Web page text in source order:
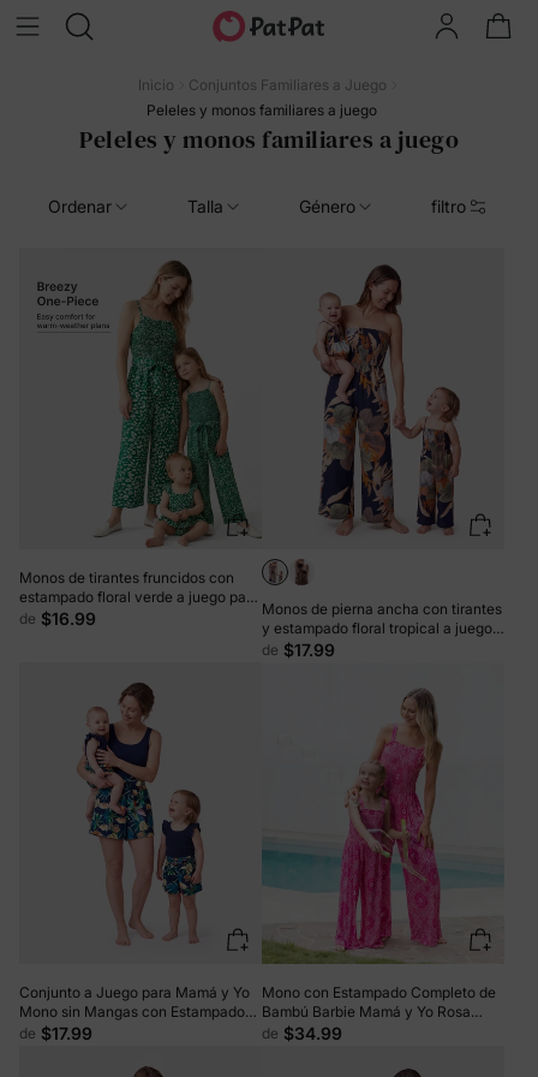
Inicio
Conjuntos Familiares a Juego
Peleles y monos familiares a juego
Peleles y monos familiares a juego
Ordenar Talla Género filtro
Monos de tirantes fruncidos con
estampado floral verde a juego para
mamá y yo
de $16.99
Monos de pierna ancha con tirantes
y estampado floral tropical a juego
para mamá y yo, color azul oscuro
de $17.99
Conjunto a Juego para Mamá y Yo
Mono sin Mangas con Estampado
de Hojas Tropicales y Shorts con
de $17.99
Mono con Estampado Completo de
Bambú Barbie Mamá y Yo Rosa
Fucsia
de $34.99